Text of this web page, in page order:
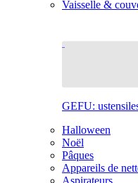
Vaisselle &
GEFU:
Halloween
Noël
Pâques
Appareils de
Aspirateurs